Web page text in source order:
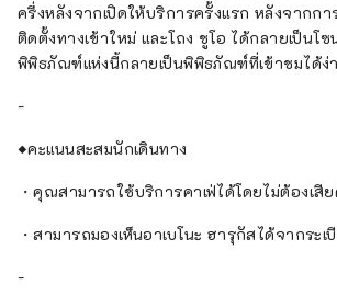
ครึ่งหลังจากเปิดให้บริการครั้งแรก หลังจากก
ติดตั้งทางเข้าใหม่ และโถง ชูโอ ได้กลายเป็นโ
พิพิธภัณฑ์แห่งนี้กลายเป็นพิพิธภัณฑ์ที่เข้าชมได้ง่
-
◆คะแนนสะสมนักเดินทาง
・คุณสามารถใช้บริการคาเฟ่ได้โดยไม่ต้องเสี
・สามารถมองเห็นอาเบโนะ ฮารุกัสได้จากระเ
-